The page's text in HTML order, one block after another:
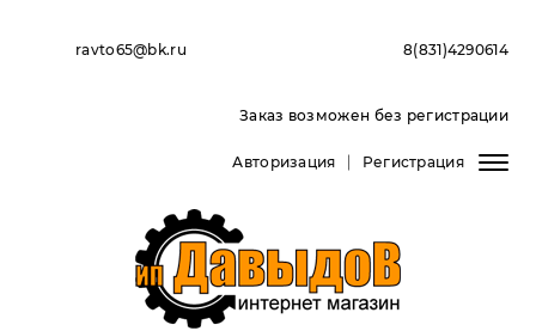
ravto65@bk.ru 8(831)4290614
Заказ возможен без регистрации
Авторизация Регистрация